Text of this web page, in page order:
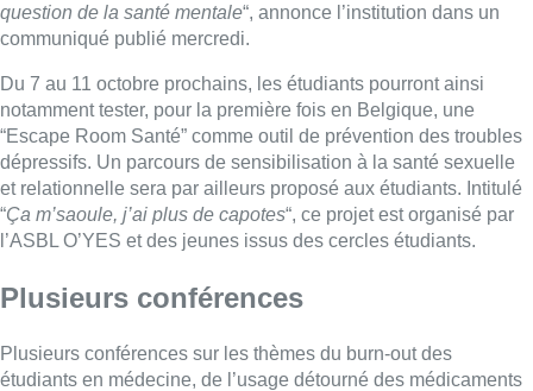
question de la santé mentale“, annonce l’institution dans un
communiqué publié mercredi.
Du 7 au 11 octobre prochains, les étudiants pourront ainsi
notamment tester, pour la première fois en Belgique, une
“Escape Room Santé” comme outil de prévention des troubles
dépressifs. Un parcours de sensibilisation à la santé sexuelle
et relationnelle sera par ailleurs proposé aux étudiants. Intitulé
“Ça m’saoule, j’ai plus de capotes“, ce projet est organisé par
l’ASBL O’YES et des jeunes issus des cercles étudiants.
Plusieurs conférences
Plusieurs conférences sur les thèmes du burn-out des
étudiants en médecine, de l’usage détourné des médicaments